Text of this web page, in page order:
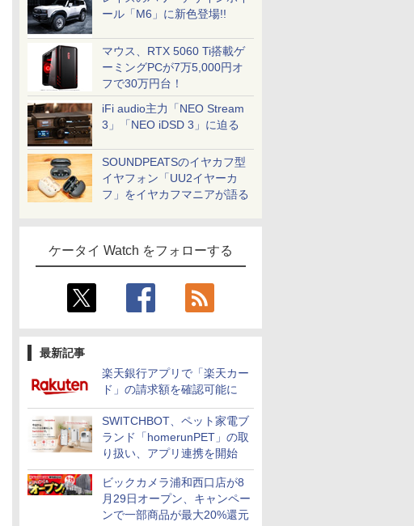
ール「M6」に新色登場!!
マウス、RTX 5060 Ti搭載ゲ
ーミングPCが7万5,000円オ
フで30万円台！
iFi audio主力「NEO Stream
3」「NEO iDSD 3」に迫る
SOUNDPEATSのイヤカフ型
イヤフォン「UU2イヤーカ
フ」をイヤカフマニアが語る
ケータイ Watch をフォローする
最新記事
楽天銀行アプリで「楽天カー
ド」の請求額を確認可能に
SWITCHBOT、ペット家電ブ
ランド「homerunPET」の取
り扱い、アプリ連携を開始
ビックカメラ浦和西口店が8
月29日オープン、キャンペー
ンで一部商品が最大20%還元